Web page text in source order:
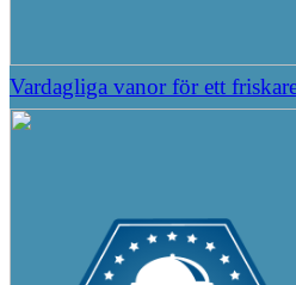
Vardagliga vanor för ett